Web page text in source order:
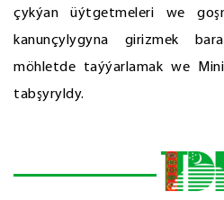
çykýan üýtgetmeleri we
kanunçylygyna girizmek
möhletde taýýarlamak we
tabşyryldy.